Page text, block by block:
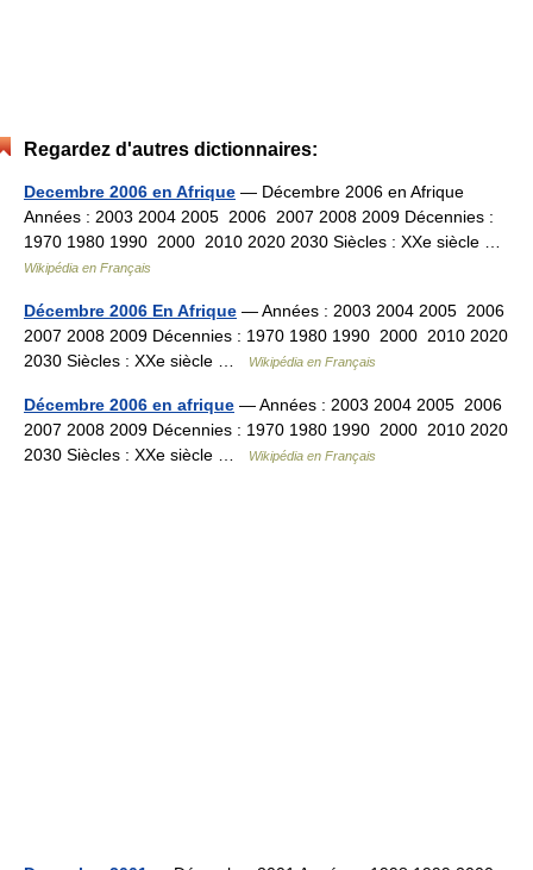
Regardez d'autres dictionnaires:
Decembre 2006 en Afrique — Décembre 2006 en Afrique
Années : 2003 2004 2005 2006 2007 2008 2009 Décennies :
1970 1980 1990 2000 2010 2020 2030 Siècles : XXe siècle …
Wikipédia en Français
Décembre 2006 En Afrique — Années : 2003 2004 2005 2006
2007 2008 2009 Décennies : 1970 1980 1990 2000 2010 2020
2030 Siècles : XXe siècle …
Wikipédia en Français
Décembre 2006 en afrique — Années : 2003 2004 2005 2006
2007 2008 2009 Décennies : 1970 1980 1990 2000 2010 2020
2030 Siècles : XXe siècle …
Wikipédia en Français